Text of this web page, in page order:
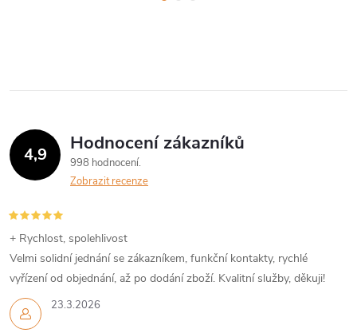
4,9 Hodnocení zákazníků
998 hodnocení
Zobrazit recenze
23.3.2026
+ Rychlost, spolehlivost
Velmi solidní jednání se zákazníkem, funkční kontakty, rychlé
vyřízení od objednání, až po dodání zboží. Kvalitní služby, děkuji!